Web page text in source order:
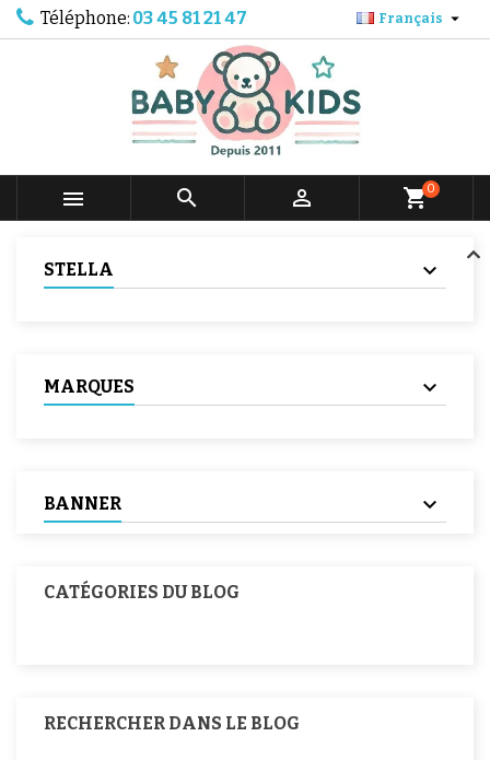
Téléphone: 03 45 81 21 47 Français 
   shopping_cart0
STELLA
MARQUES
BANNER
CATÉGORIES DU BLOG
RECHERCHER DANS LE BLOG